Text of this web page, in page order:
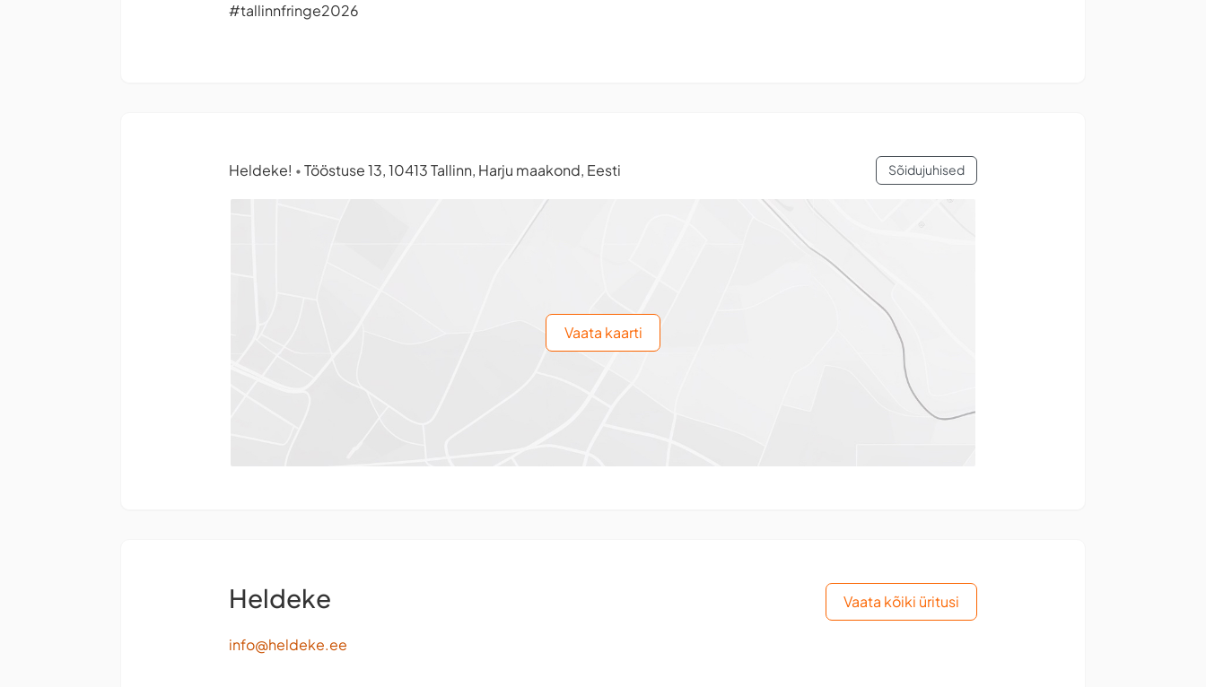
#tallinnfringe2026
Heldeke! • Tööstuse 13, 10413 Tallinn, Harju maakond, Eesti Sõidujuhised
Vaata kaarti
Heldeke
info@heldeke.ee
Vaata kõiki üritusi